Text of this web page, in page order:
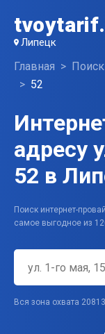
Липецк
Главная
52
адресу
52 в
Поиск интернет-
самое выгодное из
Вся зона охвата